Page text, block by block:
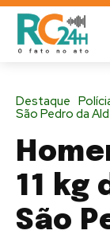
Destaque
São Pedro da
11 kg
São